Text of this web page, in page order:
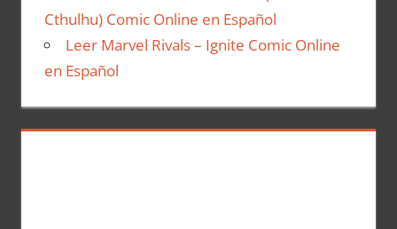
Cthulhu) Comic Online en Español
Leer Marvel Rivals – Ignite Comic Online
en Español